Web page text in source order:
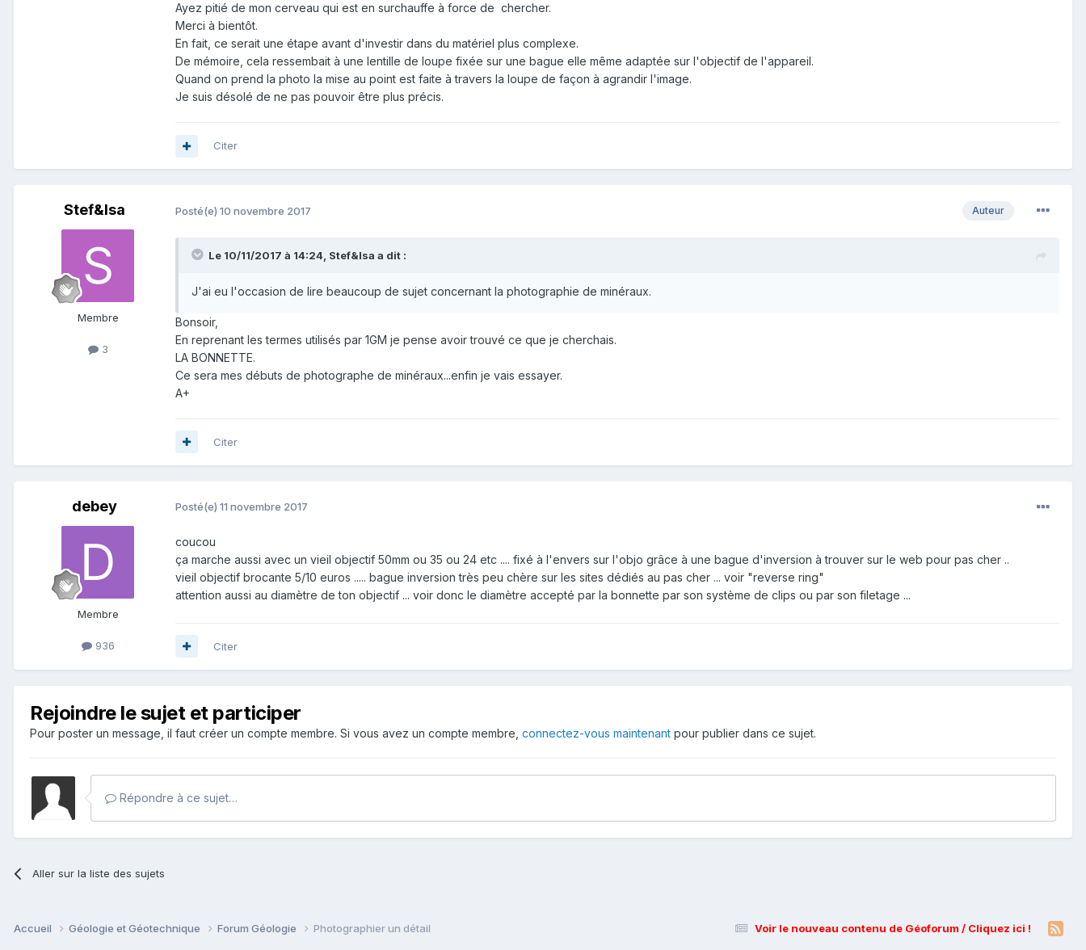
Ayez pitié de mon cerveau qui est en surchauffe à force de chercher.
Merci à bientôt.
En fait, ce serait une étape avant d'investir dans du matériel plus complexe.
De mémoire, cela ressembait à une lentille de loupe fixée sur une bague elle même adaptée sur l'objectif de l'appareil.
Quand on prend la photo la mise au point est faite à travers la loupe de façon à agrandir l'image.
Je suis désolé de ne pas pouvoir être plus précis.
Citer
Stef&Isa
Membre
3
Auteur
Posté(e) 10 novembre 2017
Le 10/11/2017 à 14:24, Stef&Isa a dit :
J'ai eu l'occasion de lire beaucoup de sujet concernant la photographie de minéraux.
Bonsoir,
En reprenant les termes utilisés par 1GM je pense avoir trouvé ce que je cherchais.
LA BONNETTE.
Ce sera mes débuts de photographe de minéraux...enfin je vais essayer.
A+
Citer
debey
Membre
936
Posté(e) 11 novembre 2017
coucou
ça marche aussi avec un vieil objectif 50mm ou 35 ou 24 etc .... fixé à l'envers sur l'objo grâce à une bague d'inversion à trouver sur le web pour pas cher ..
vieil objectif brocante 5/10 euros ..... bague inversion très peu chère sur les sites dédiés au pas cher ... voir "reverse ring"
attention aussi au diamètre de ton objectif ... voir donc le diamètre accepté par la bonnette par son système de clips ou par son filetage ...
Citer
Rejoindre le sujet et participer
Pour poster un message, il faut créer un compte membre. Si vous avez un compte membre, connectez-vous maintenant pour publier dans ce sujet.
Répondre à ce sujet…
Aller sur la liste des sujets
Voir le nouveau contenu de Géoforum / Cliquez ici !
Accueil Géologie et Géotechnique Forum Géologie Photographier un détail